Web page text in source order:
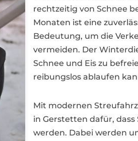
rechtzeitig von Schnee
Monaten ist eine
Bedeutung, um die
vermeiden. Der
Schnee und Eis zu
reibungslos ablaufen
Mit modernen
in Gerstetten dafür,
werden. Dabei werden